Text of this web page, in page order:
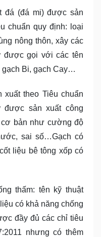
đá (đá mi) được sản
chuẩn quy định: loại
nông thôn, xây các
được gọi với các tên
gạch Bi, gạch Cay…
theo Tiêu chuẩn
được sản xuất công
cơ bản như cường độ
sai số…Gạch có
liệu bê tông xốp có
thấm: tên kỹ thuật
có khả năng chống
đầy đủ các chỉ tiêu
nhưng có thêm